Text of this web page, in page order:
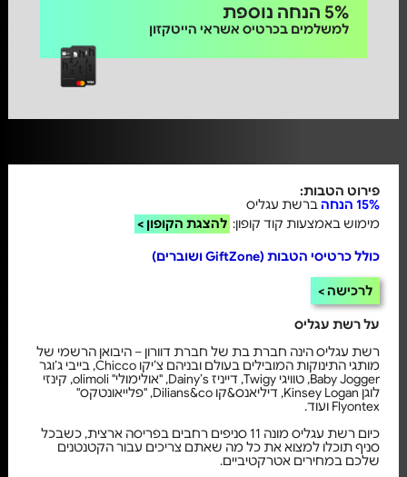
5% הנחה נוספת
למשלמים בכרטיס אשראי הייטקזון
פירוט הטבות:
15% הנחה
ברשת עגליס
מימוש באמצעות קוד קופון: להצגת הקופון >
כולל כרטיסי הטבות (GiftZone ושוברים)
לרכישה
על רשת עגליס
רשת עגליס הינה חברת בת של חברת דוורון – היבואן הרשמי של
מותגי התינוקות המובילים בעולם ובניהם צ’יקו Chicco, בייבי ג’וגר
Baby Jogger, טוויגי Twigy, דייניז Dainy’s, "אולימולי" olimoli, קינזי
לוגן Kinsey Logan, דיליאנס&קו Dilians&co, "פלייאונטקס"
Flyontex ועוד.
כיום רשת עגליס מונה 11 סניפים רחבים בפריסה ארצית, כשבכל
סניף תוכלו למצוא את כל מה שאתם צריכים עבור הקטנטנים
שלכם במחירים אטרקטיביים.